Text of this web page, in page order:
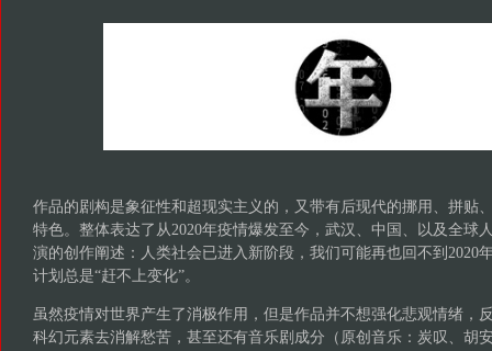
作品的剧构是象征性和超现实主义的，又带有后现代的挪用、拼贴
特色。整体表达了从2020年疫情爆发至今，武汉、中国、以及全
演的创作阐述：人类社会已进入新阶段，我们可能再也回不到2020
计划总是“赶不上变化”。
虽然疫情对世界产生了消极作用，但是作品并不想强化悲观情绪，
科幻元素去消解愁苦，甚至还有音乐剧成分（原创音乐：炭叹、胡